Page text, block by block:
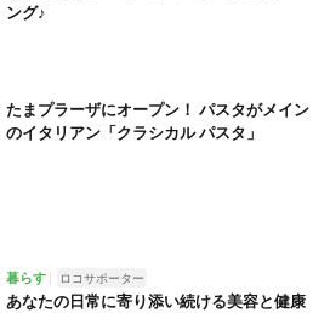
ング♪
たまプラーザにオープン！ パスタがメイン
のイタリアン「クラシカル パスタ」
暮らす ロコサポーター
あなたの日常に寄り添い続ける美容と健康